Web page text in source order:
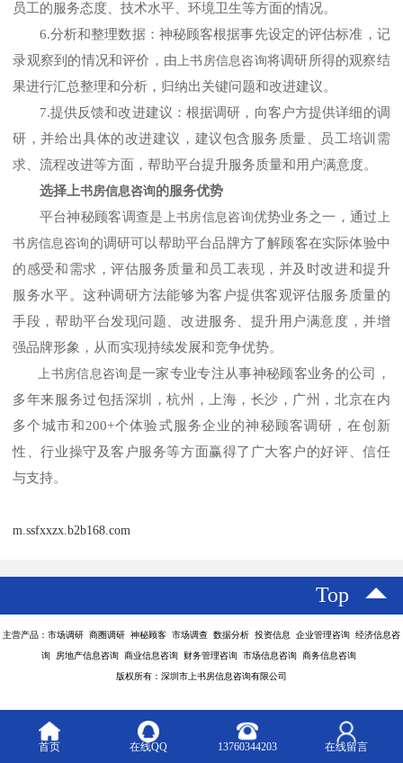
员工的服务态度、技术水平、环境卫生等方面的情况。
6.分析和整理数据： 神秘顾客根据事先设定的评估标准，记
录观察到的情况和评价 ，由上书房信息咨询将调研所得的观察结
果进行汇总整理和分析，归纳出关键问题和改进建议。
7.提供反馈和改进建议：根据调研，向客户方提供详细的调
研，并给出具体的改进建议，建议包含服务质量、员工培训需
求、流程改进等方面，帮助平台提升服务质量和用户满意度。
选择上书房信息咨询的服务优势
平台神秘顾客调查是上书房信息咨询优势业务之一，通过上
书房信息咨询 的调研可以帮助平台品牌方了解顾客在实际体验中
的感受和需求，评估服务质量和员工表现，并及时改进和提升
服务水平。这种调研方法能够为客户提供客观评估服务质量的
手段，帮助平台发现问题、改进服务、提升用户满意度，并增
强品牌形象 ， 从而实现持续发展和竞争优势。
上书房信息咨询 是一家专业专注从事神秘顾客业务的公司，
多年来服务过包括深圳，杭州，上海，长沙，广州，北京在内
多个城市和200+个体验式服务企业的神秘顾客调研，在创新
性、行业操守及客户服务等方面赢得了广大客户的好评、信任
与支持。
m.ssfxxzx.b2b168.com
Top
主营产品：市场调研 商圈调研 神秘顾客 市场调查 数据分析 投资信息 企业管理咨询 经济信息咨
询 房地产信息咨询 商业信息咨询 财务管理咨询 市场信息咨询 商务信息咨询
版权所有：深圳市上书房信息咨询有限公司
首页 在线QQ 13760344203 在线留言